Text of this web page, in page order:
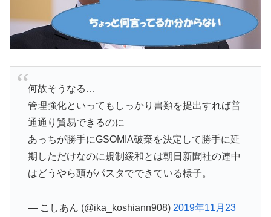
何故そうなる…
管理強化といってもしっかり書類を提出すれば普
通通り貿易できるのに
あっちが勝手にGSOMIA破棄を決定して勝手に延
期しただけなのに規制緩和とは朝日新聞社の連中
はどうやら頭がパスタでできている様子。
— こしあん (@ika_koshiann908) 2019年11月23